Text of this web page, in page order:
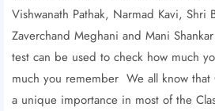
Vishwanath Pathak, Narmad Kavi, Shri
Zaverchand Meghani and Mani
test can be used to check how much
much you remember We all know
a unique importance in most of the